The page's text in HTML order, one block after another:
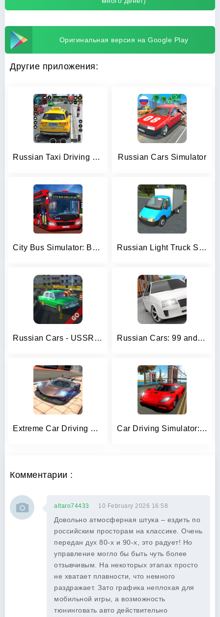
Оригинальная версия на Google Play
Другие приложения:
Russian Taxi Driving Simulator Russian Cars Simulator
City Bus Simulator: Bus Games Russian Light Truck Simulator
Russian Cars - USSR Version Russian Cars: 99 and 9 in City
Extreme Car Driving Simulator Car Driving Simulator: NY
Комментарии :
altaro74433 10 February 2026 16:58
Довольно атмосферная штука – ездить по
российским просторам на классике. Очень
передан дух 80-х и 90-х, это радует! Но
управление могло бы быть чуть более
отзывчивым. На некоторых этапах просто
не хватает плавности, что немного
раздражает. Зато графика неплохая для
мобильной игры, а возможность
тюнинговать авто действительно